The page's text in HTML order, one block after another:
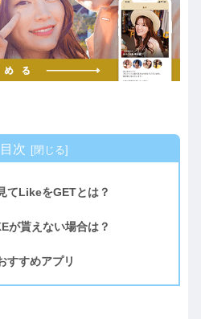
目次
てLikeをGETとは？
が貰えない場合は？
すすめアプリ